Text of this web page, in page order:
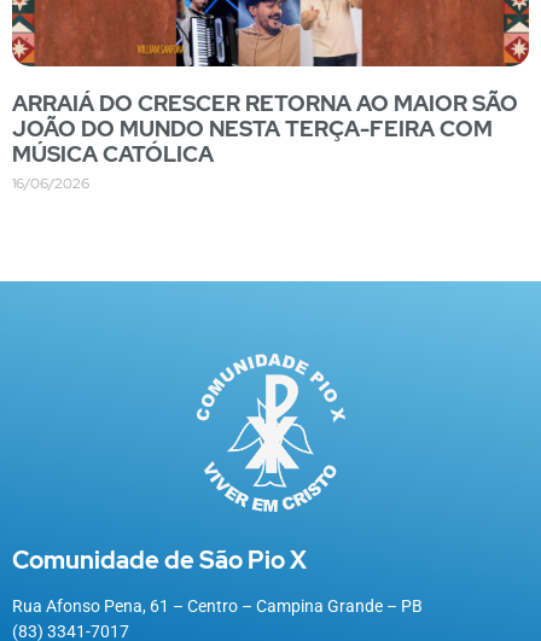
ARRAIÁ DO CRESCER RETORNA AO MAIOR SÃO
JOÃO DO MUNDO NESTA TERÇA-FEIRA COM
MÚSICA CATÓLICA
16/06/2026
Comunidade de São Pio X
Rua Afonso Pena, 61 – Centro – Campina Grande – PB
(83) 3341-7017